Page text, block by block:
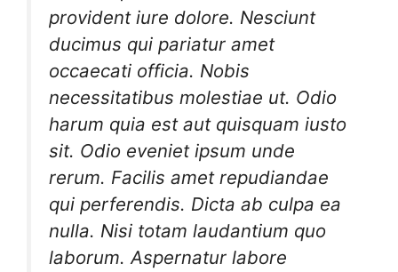
provident iure dolore. Nesciunt
ducimus qui pariatur amet
occaecati officia. Nobis
necessitatibus molestiae ut. Odio
harum quia est aut quisquam iusto
sit. Odio eveniet ipsum unde
rerum. Facilis amet repudiandae
qui perferendis. Dicta ab culpa ea
nulla. Nisi totam laudantium quo
laborum. Aspernatur labore